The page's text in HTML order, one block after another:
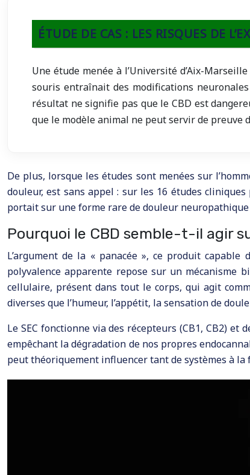
ÉTUDE DE CAS : LES RISQUES DE
Une étude menée à l’Université d’Aix-
souris entraînait des modifications
résultat ne signifie pas que le CBD est
que le modèle animal ne peut servir de preuve
De plus, lorsque les études sont menées sur
douleur, est sans appel : sur les 16 études
portait sur une forme rare de douleur
Pourquoi le CBD semble-t-il agir
L’argument de la « panacée », ce produit
polyvalence apparente repose sur un mécanisme
cellulaire, présent dans tout le corps, qui agit
diverses que l’humeur, l’appétit, la sensation de
Le SEC fonctionne via des récepteurs (CB1, CB2)
empêchant la dégradation de nos propres
peut théoriquement influencer tant de systèmes à la